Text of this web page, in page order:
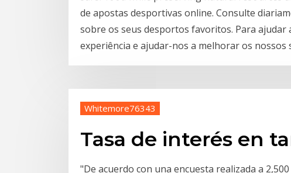
de apostas desportivas online. Consulte
sobre os seus desportos favoritos. Para
experiência e ajudar-nos a melhorar os nossos
Whitemore76343
Tasa de interés en
"De acuerdo con una encuesta realizada a